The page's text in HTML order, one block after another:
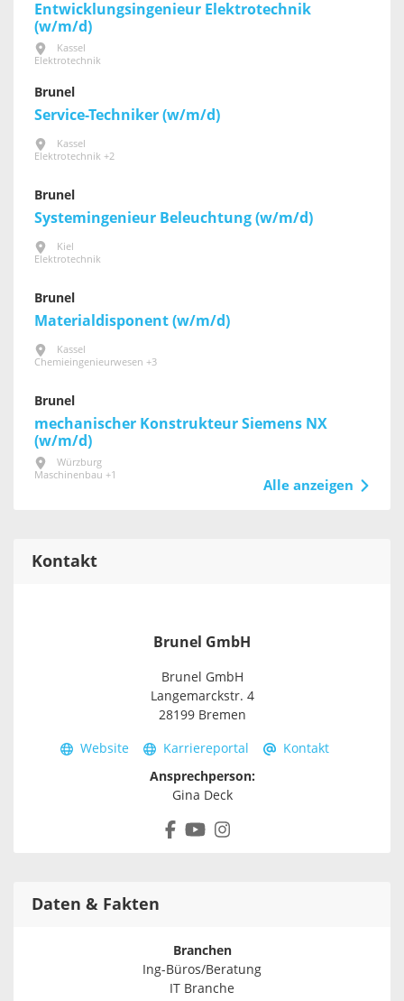
Entwicklungsingenieur Elektrotechnik
(w/m/d)
Kassel
Elektrotechnik
Brunel
Service-Techniker (w/m/d)
Kassel
Elektrotechnik +2
Brunel
Systemingenieur Beleuchtung (w/m/d)
Kiel
Elektrotechnik
Brunel
Materialdisponent (w/m/d)
Kassel
Chemieingenieurwesen +3
Brunel
mechanischer Konstrukteur Siemens NX
(w/m/d)
Würzburg
Maschinenbau +1
Alle anzeigen
Kontakt
Brunel GmbH
Brunel GmbH
Langemarckstr. 4
28199 Bremen
Website Karriereportal
Kontakt
Ansprechperson:
Gina Deck
Daten & Fakten
Branchen
Ing-Büros/Beratung
IT Branche